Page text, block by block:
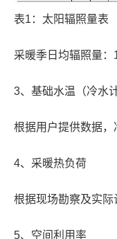
表1：太阳辐照量表
采暖季日均辐照量：
3、基础水温（冷水
根据用户提供数据
4、采暖热负荷
根据现场勘察及实际
5、空间利用率